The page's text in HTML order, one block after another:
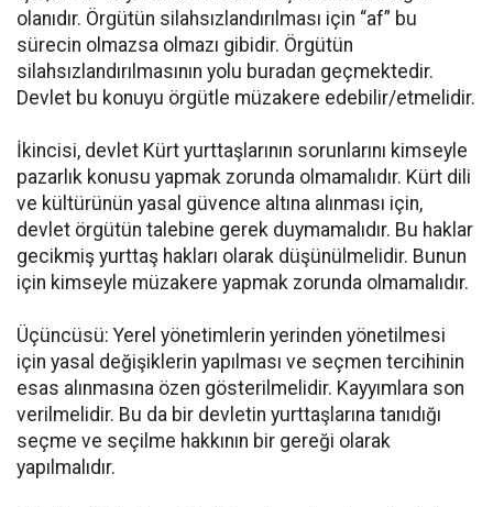
olanıdır. Örgütün silahsızlandırılması için “af” bu
sürecin olmazsa olmazı gibidir. Örgütün
silahsızlandırılmasının yolu buradan geçmektedir.
Devlet bu konuyu örgütle müzakere edebilir/etmelidir.
İkincisi, devlet Kürt yurttaşlarının sorunlarını kimseyle
pazarlık konusu yapmak zorunda olmamalıdır. Kürt dili
ve kültürünün yasal güvence altına alınması için,
devlet örgütün talebine gerek duymamalıdır. Bu haklar
gecikmiş yurttaş hakları olarak düşünülmelidir. Bunun
için kimseyle müzakere yapmak zorunda olmamalıdır.
Üçüncüsü: Yerel yönetimlerin yerinden yönetilmesi
için yasal değişiklerin yapılması ve seçmen tercihinin
esas alınmasına özen gösterilmelidir. Kayyımlara son
verilmelidir. Bu da bir devletin yurttaşlarına tanıdığı
seçme ve seçilme hakkının bir gereği olarak
yapılmalıdır.